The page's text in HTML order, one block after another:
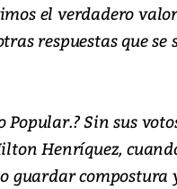
el verdadero
respuestas que se
Sin sus
Henríquez,
guardar